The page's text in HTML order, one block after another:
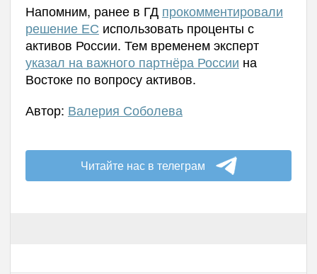
Напомним, ранее в ГД прокомментировали
решение ЕС использовать проценты с
активов России. Тем временем эксперт
указал на важного партнёра России на
Востоке по вопросу активов.
Автор: Валерия Соболева
Читайте нас в телеграм